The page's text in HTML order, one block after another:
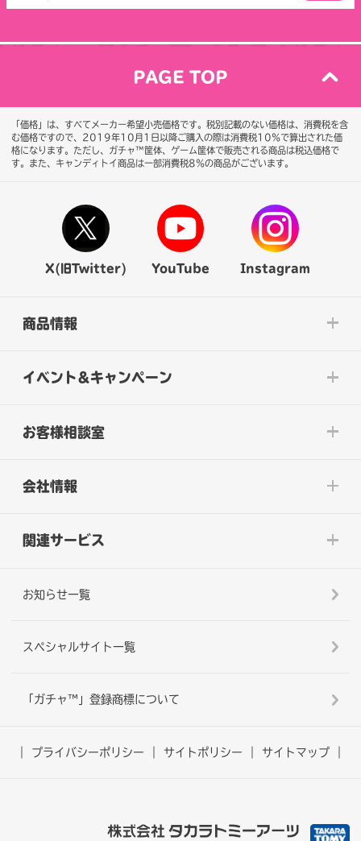
PAGE TOP
「価格」は、すべてメーカー希望小売価格です。税別記載のない価格は、消費税を含
む価格ですので、2019年10月1日以降ご購入の際は消費税10％で算出された価
格になります。 ただし、ガチャ™筐体、ゲーム筐体で販売される商品は税込価格で
す。また、キャンディトイ商品は一部消費税8％の商品がございます。
X(旧Twitter) YouTube Instagram
商品情報
イベント&キャンペーン
お客様相談室
会社情報
関連サービス
お知らせ一覧
スペシャルサイト一覧
「ガチャ™」登録商標について
プライバシーポリシー サイトポリシー サイトマップ